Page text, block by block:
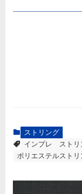
ストリング
インプレ
ストリ
ポリエステルストリ